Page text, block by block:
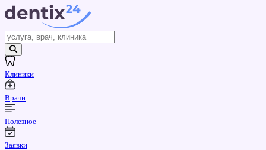
Клиники
Врачи
Полезное
Заявки